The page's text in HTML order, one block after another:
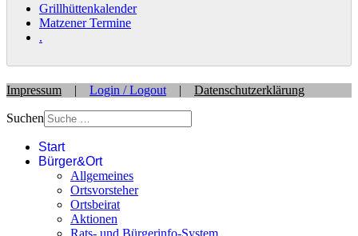
Grillhüttenkalender
Matzener Termine
.
Impressum | Login / Logout | Datenschutzerklärung
Suchen
Start
Bürger&Ort
Allgemeines
Ortsvorsteher
Ortsbeirat
Aktionen
Rats- und Bürgerinfo-System